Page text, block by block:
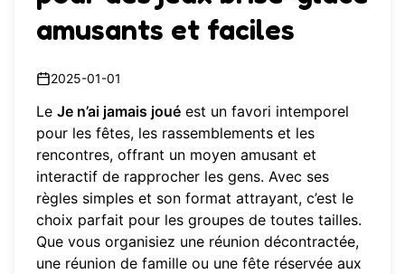
amusants et faciles
2025-01-01
Le Je n’ai jamais joué est un favori intemporel
pour les fêtes, les rassemblements et les
rencontres, offrant un moyen amusant et
interactif de rapprocher les gens. Avec ses
règles simples et son format attrayant, c’est le
choix parfait pour les groupes de toutes tailles.
Que vous organisiez une réunion décontractée,
une réunion de famille ou une fête réservée aux